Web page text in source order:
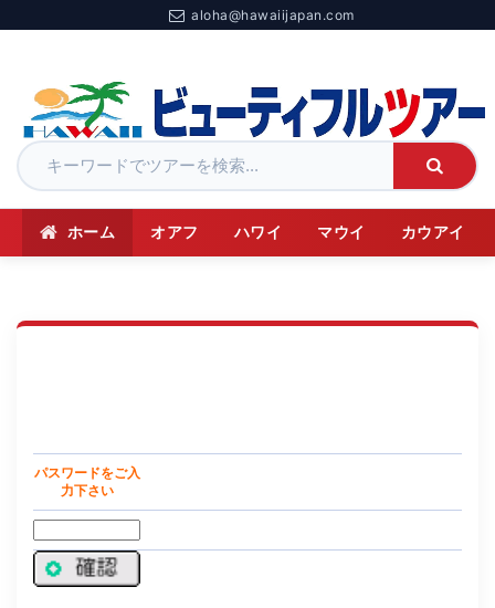
aloha@hawaiijapan.com
ホーム オアフ ハワイ マウイ カウアイ
パスワードをご入
力下さい